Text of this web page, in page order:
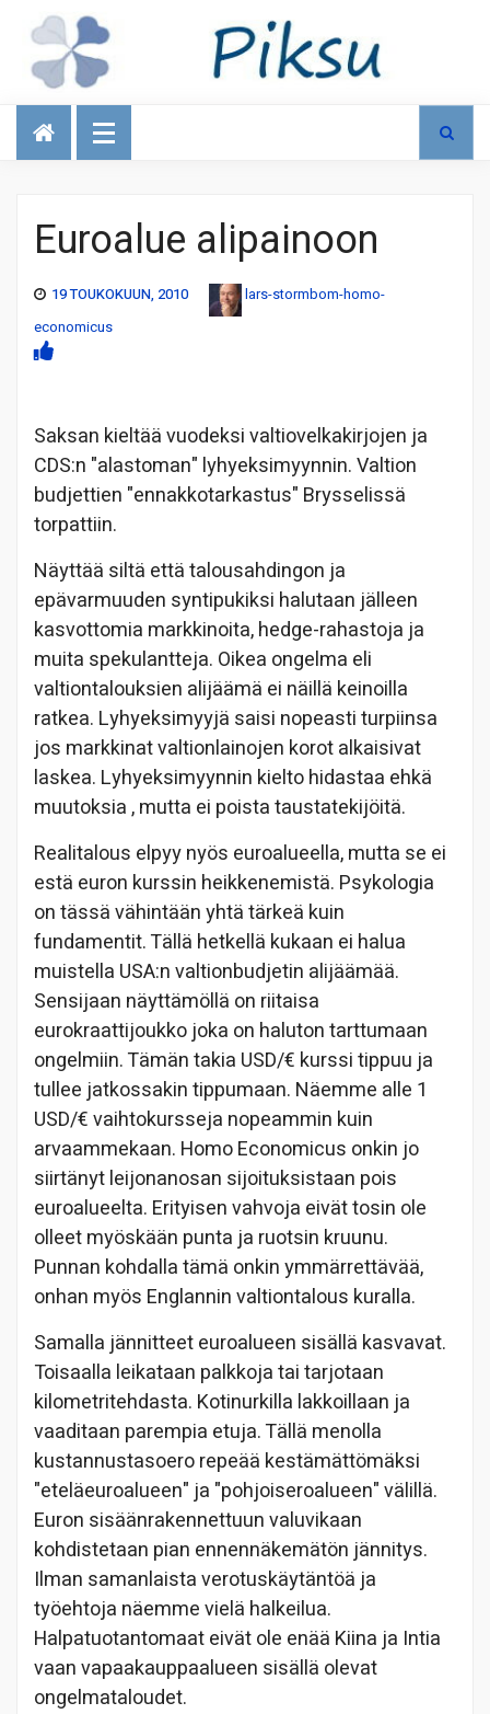
Talous
Euroalue alipainoon
19 TOUKOKUUN, 2010
lars-stormbom-homo-
economicus
Saksan kieltää vuodeksi valtiovelkakirjojen ja
CDS:n "alastoman" lyhyeksimyynnin. Valtion
budjettien "ennakkotarkastus" Brysselissä
torpattiin.
Näyttää siltä että talousahdingon ja
epävarmuuden syntipukiksi halutaan jälleen
kasvottomia markkinoita, hedge-rahastoja ja
muita spekulantteja. Oikea ongelma eli
valtiontalouksien alijäämä ei näillä keinoilla
ratkea. Lyhyeksimyyjä saisi nopeasti turpiinsa
jos markkinat valtionlainojen korot alkaisivat
laskea. Lyhyeksimyynnin kielto hidastaa ehkä
muutoksia , mutta ei poista taustatekijöitä.
Realitalous elpyy nyös euroalueella, mutta se ei
estä euron kurssin heikkenemistä. Psykologia
on tässä vähintään yhtä tärkeä kuin
fundamentit. Tällä hetkellä kukaan ei halua
muistella USA:n valtionbudjetin alijäämää.
Sensijaan näyttämöllä on riitaisa
eurokraattijoukko joka on haluton tarttumaan
ongelmiin. Tämän takia USD/€ kurssi tippuu ja
tullee jatkossakin tippumaan. Näemme alle 1
USD/€ vaihtokursseja nopeammin kuin
arvaammekaan. Homo Economicus onkin jo
siirtänyt leijonanosan sijoituksistaan pois
euroalueelta. Erityisen vahvoja eivät tosin ole
olleet myöskään punta ja ruotsin kruunu.
Punnan kohdalla tämä onkin ymmärrettävää,
onhan myös Englannin valtiontalous kuralla.
Samalla jännitteet euroalueen sisällä kasvavat.
Toisaalla leikataan palkkoja tai tarjotaan
kilometritehdasta. Kotinurkilla lakkoillaan ja
vaaditaan parempia etuja. Tällä menolla
kustannustasoero repeää kestämättömäksi
"eteläeuroalueen" ja "pohjoiseroalueen" välillä.
Euron sisäänrakennettuun valuvikaan
kohdistetaan pian ennennäkemätön jännitys.
Ilman samanlaista verotuskäytäntöä ja
työehtoja näemme vielä halkeilua.
Halpatuotantomaat eivät ole enää Kiina ja Intia
vaan vapaakauppaalueen sisällä olevat
ongelmataloudet.